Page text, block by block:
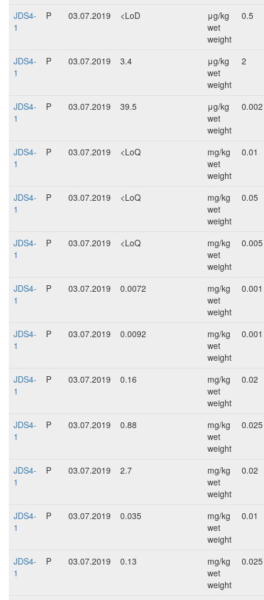
JDS4-
1
P 03.07.2019 <LoD
μg/kg
wet
weight
0.5
JDS4-
1
P 03.07.2019 3.4
μg/kg
wet
weight
2
JDS4-
1
P 03.07.2019 39.5
μg/kg
wet
weight
0.002
JDS4-
1
P 03.07.2019 <LoQ
mg/kg
wet
weight
0.01
JDS4-
1
P 03.07.2019 <LoQ
mg/kg
wet
weight
0.05
JDS4-
1
P 03.07.2019 <LoQ
mg/kg
wet
weight
0.005
JDS4-
1
P 03.07.2019 0.0072
mg/kg
wet
weight
0.001
JDS4-
1
P 03.07.2019 0.0092
mg/kg
wet
weight
0.001
JDS4-
1
P 03.07.2019 0.16
mg/kg
wet
weight
0.02
JDS4-
1
P 03.07.2019 0.88
mg/kg
wet
weight
0.025
JDS4-
1
P 03.07.2019 2.7
mg/kg
wet
weight
0.02
JDS4-
1
P 03.07.2019 0.035
mg/kg
wet
weight
0.01
JDS4-
1
P 03.07.2019 0.13
mg/kg
wet
weight
0.025